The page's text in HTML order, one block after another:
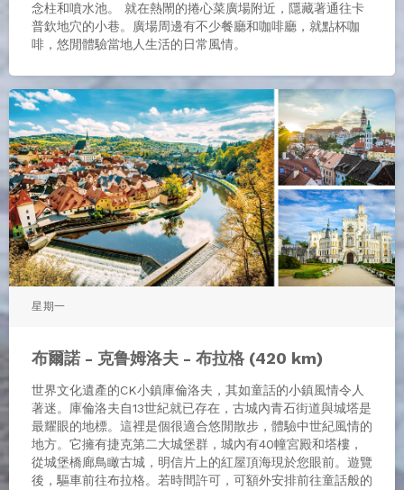
念柱和噴水池。 就在熱閙的捲心菜廣場附近，隱藏著通往卡
普欽地穴的小巷。廣場周邊有不少餐廳和咖啡廳，就點杯咖
啡，悠閒體驗當地人生活的日常風情。
星期一
布爾諾 - 克鲁姆洛夫 - 布拉格 (420 km)
世界文化遺產的CK小鎮庫倫洛夫，其如童話的小鎮風情令人
著迷。庫倫洛夫自13世紀就已存在，古城內青石街道與城塔是
最耀眼的地標。這裡是個很適合悠閒散步，體驗中世紀風情的
地方。它擁有捷克第二大城堡群，城內有40幢宮殿和塔樓，
從城堡橋廊鳥瞰古城，明信片上的紅屋頂海現於您眼前。遊覽
後，驅車前往布拉格。若時間許可，可額外安排前往童話般的